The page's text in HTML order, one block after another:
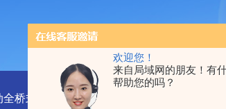
欢迎您！
来自局域网的朋友！有
帮助您的吗？
全桥式刮泥机 周边传动半桥式刮泥机安装